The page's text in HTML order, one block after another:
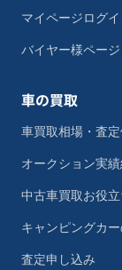
マイページログイ
バイヤー様ページ
車の買取
車買取相場・査
オークション実
中古車買取お役
キャンピングカ
査定申し込み